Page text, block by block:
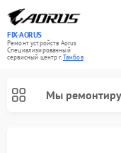
FIX-AORUS
Ремонт устройств Aorus
Специализированный
cервисный центр г.Тамбов
Мы